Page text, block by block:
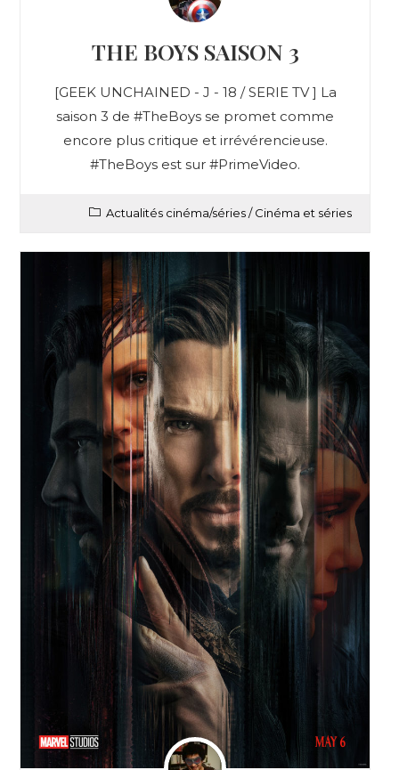
THE BOYS SAISON 3
[GEEK UNCHAINED - J - 18 / SERIE TV ] La
saison 3 de #TheBoys se promet comme
encore plus critique et irrévérencieuse.
#TheBoys est sur #PrimeVideo.
Actualités cinéma/séries/Cinéma et séries